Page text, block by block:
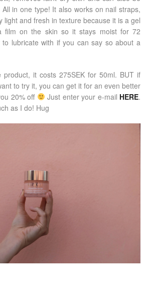
in one type! It also works on nail straps,
light and fresh in texture because it is a gel
film on the skin so it stays moist for 72
to lubricate with if you can say so about a
product, it costs 275SEK for 50ml. BUT if
to try it, you can get it for an even better
20% off
Just enter your e-mail HERE.
as I do! Hug